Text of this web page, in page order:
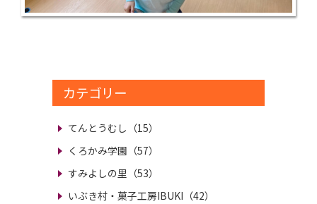
カテゴリー
てんとうむし（15）
くろかみ学園（57）
すみよしの里（53）
いぶき村・菓子工房IBUKI（42）